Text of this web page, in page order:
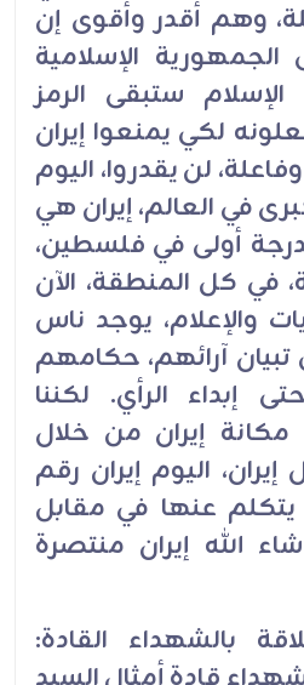
وهم أقدر وأقوى إن
الجمهورية الإسلامية
ستبقى الرمز
لكي يمنعوا إيران
لن يقدروا، اليوم
في العالم، إيران هي
أولى في فلسطين،
في كل المنطقة، الآن
والإعلام، يوجد ناس
تبيان آرائهم، حكامهم
إبداء الرأي. لكننا
إيران من خلال
إيران، اليوم إيران رقم
يتكلم عنها في مقابل
الله إيران منتصرة
بالشهداء القادة: